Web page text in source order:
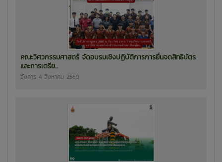
คณะวิศวกรรมศาสตร์ จัดอบรมเชิงปฏิบัติการการยื่นจดสิทธิบัตร
และการเตรีย...
อังคาร 4 สิงหาคม 2569